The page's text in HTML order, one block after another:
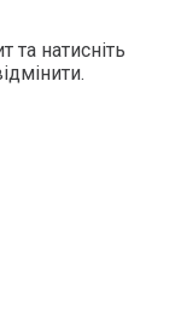
та натисніть